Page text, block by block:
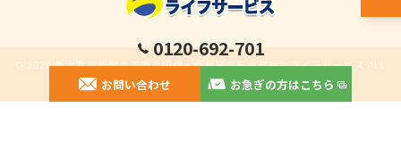
0120-692-701
お問い合わせ お急ぎの方はこちら
© 2026 栃木県宇都宮の不用品回収・便利屋なら合同会社ライフサービス ALL
RIGHTS RESERVED.